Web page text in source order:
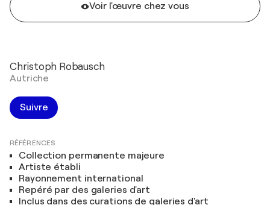
Voir l'œuvre chez vous
Christoph Robausch
Autriche
Suivre
RÉFÉRENCES
Collection permanente majeure
Artiste établi
Rayonnement international
Repéré par des galeries d'art
Inclus dans des curations de galeries d'art